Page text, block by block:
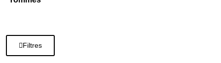
Filtres